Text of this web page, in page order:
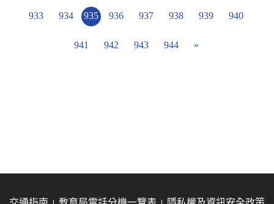
933 934 935 936 937 938 939 940
941 942 943 944 »